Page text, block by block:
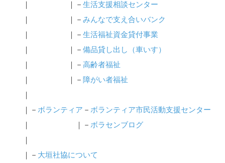
｜ ｜－ 生活支援相談センター
｜ ｜－ みんなで支え合いバンク
｜ ｜－ 生活福祉資金貸付事業
｜ ｜－ 備品貸し出し（車いす）
｜ ｜－ 高齢者福祉
｜ ｜－ 障がい者福祉
｜
｜－ ボランティア － ボランティア市民活動支援センター
｜ ｜－ ボラセンブログ
｜
｜－ 大垣社協について